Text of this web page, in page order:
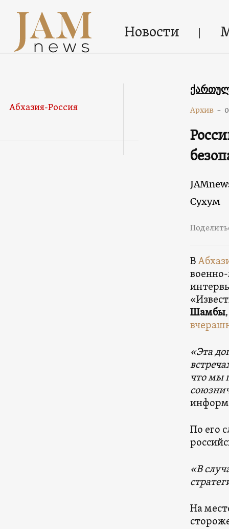
Новости
Абхазия-Россия Архив -
Сухум
В
Шамбы
«Эта
что мы
По его
«В
На